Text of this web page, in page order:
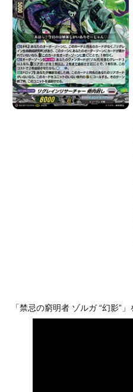
「禁忌の窮明者 ゾルガ “幻影”